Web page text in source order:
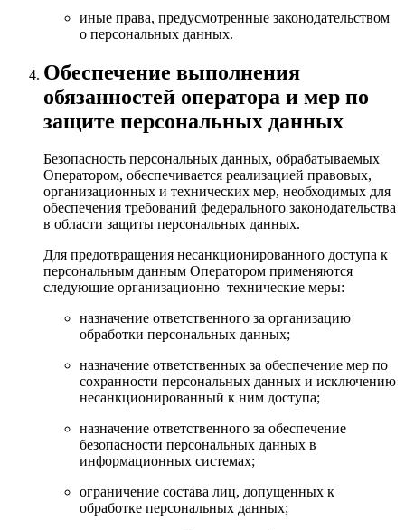
иные права, предусмотренные законодательством
о персональных данных.
Обеспечение выполнения
обязанностей оператора и мер по
защите персональных данных
Безопасность персональных данных, обрабатываемых
Оператором, обеспечивается реализацией правовых,
организационных и технических мер, необходимых для
обеспечения требований федерального законодательства
в области защиты персональных данных.
Для предотвращения несанкционированного доступа к
персональным данным Оператором применяются
следующие организационно–технические меры:
назначение ответственного за организацию
обработки персональных данных;
назначение ответственных за обеспечение мер по
сохранности персональных данных и исключению
несанкционированный к ним доступа;
назначение ответственного за обеспечение
безопасности персональных данных в
информационных системах;
ограничение состава лиц, допущенных к
обработке персональных данных;